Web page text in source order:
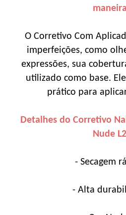
O Corretivo Com
imperfeições, como
expressões, sua
utilizado como base.
prático para
Detalhes do Corretivo
Nude
- Secagem
- Alta